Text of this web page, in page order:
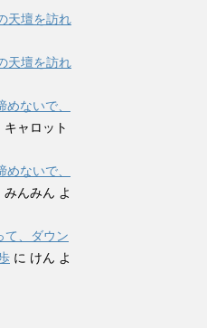
天壇を訪れ
天壇を訪れ
ないで、
キャロット
ないで、
みんみん よ
て、ダウン
に けん よ